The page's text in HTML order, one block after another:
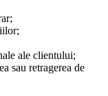
ale clientului;
sau retragerea de